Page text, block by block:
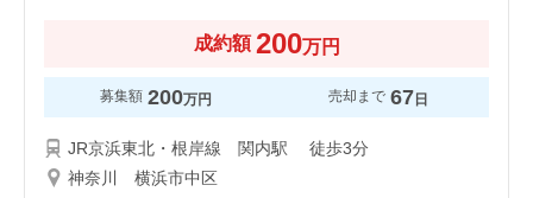
成約額 200万円
募集額 200万円 売却まで 67日
JR京浜東北・根岸線 関内駅 徒歩3分
神奈川 横浜市中区